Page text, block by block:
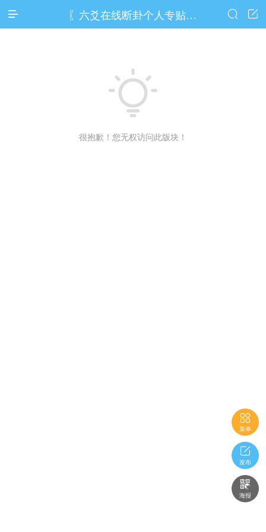
 〖六爻在线断卦个人专贴预测区〗  


很抱歉！您无权访问此版块！

菜单

发布

海报